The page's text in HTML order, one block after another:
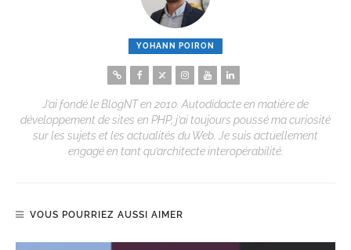
YOHANN POIRON
J’ai fondé le BlogNT en 2010. Autodidacte en matière de
développement de sites en PHP, j’ai toujours poussé ma curiosité
sur les sujets et les actualités du Web. Je suis actuellement
engagé en tant qu’architecte interopérabilité.
VOUS POURRIEZ AUSSI AIMER